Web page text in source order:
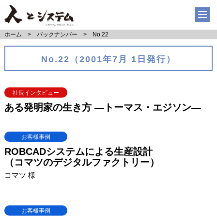
ホーム バックナンバー No.22
No.22（2001年7月 1日発行）
社長インタビュー
ある発明家の生き方 ―トーマス・エジソン―
お客様事例
ROBCADシステムによる生産設計
（コマツのデジタルファクトリー）
コマツ 様
お客様事例